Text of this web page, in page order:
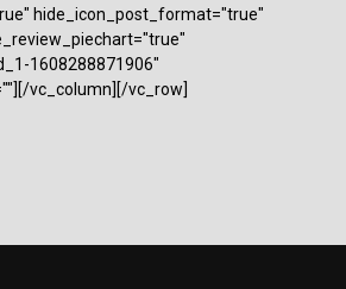
hide_icon_post_format="true"
1608288871906"
vc_column][/vc_row]